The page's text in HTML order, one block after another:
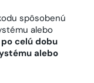
spôsobenú
alebo
celú dobu
alebo